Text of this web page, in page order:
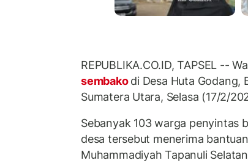
REPUBLIKA.CO.ID, TAPSEL --
sembakodi Desa Huta Godang,
Sumatera Utara, Selasa (17/2/
Sebanyak 103 warga penyintas
desa tersebut menerima
Muhammadiyah Tapanuli